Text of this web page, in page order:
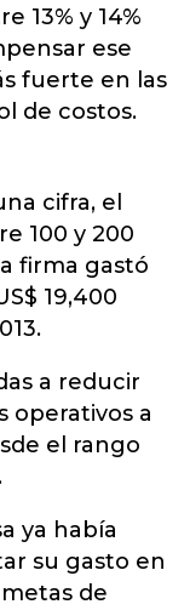
13% y 14%
ese
fuerte en las
de costos.
cifra, el
100 y 200
firma gastó
19,400
a reducir
operativos a
el rango
ya había
su gasto en
de